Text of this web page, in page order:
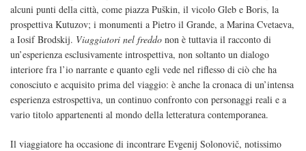
alcuni punti della città, come piazza Puškin, il vicolo Gleb e Boris, la
prospettiva Kutuzov; i monumenti a Pietro il Grande, a Marina Cvetaeva,
a Iosif Brodskij. Viaggiatori nel freddo non è tuttavia il racconto di
un’esperienza esclusivamente introspettiva, non soltanto un dialogo
interiore fra l’io narrante e quanto egli vede nel riflesso di ciò che ha
conosciuto e acquisito prima del viaggio: è anche la cronaca di un’intensa
esperienza estrospettiva, un continuo confronto con personaggi reali e a
vario titolo appartenenti al mondo della letteratura contemporanea.
Il viaggiatore ha occasione di incontrare Evgenij Solonovič, notissimo